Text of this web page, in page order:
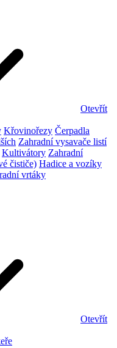
Otevřít
Křovinořezy Čerpadla
Zahradní vysavače listí
Kultivátory Zahradní
čističe) Hadice a vozíky
vrtáky
Otevřít